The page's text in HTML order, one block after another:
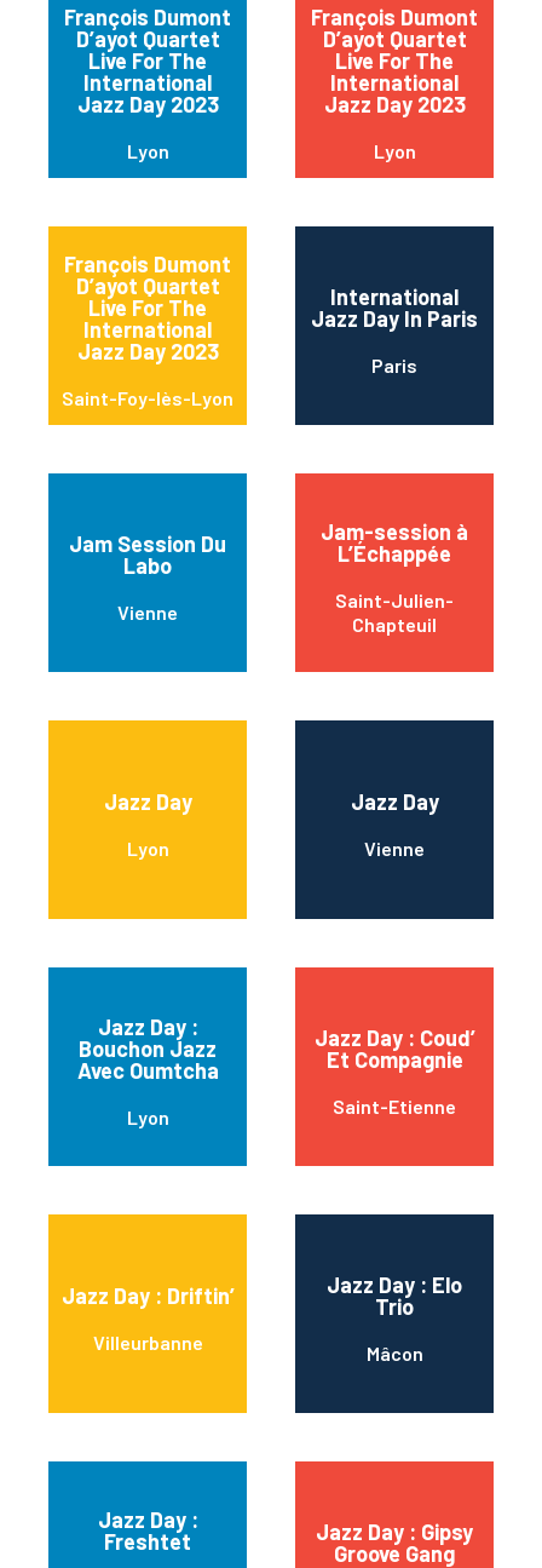
François Dumont
D’ayot Quartet
Live For The
International
Jazz Day 2023
Lyon
François Dumont
D’ayot Quartet
Live For The
International
Jazz Day 2023
Lyon
François Dumont
D’ayot Quartet
Live For The
International
Jazz Day 2023
Saint-Foy-lès-Lyon
International
Jazz Day In Paris
Paris
Jam Session Du
Labo
Vienne
Jam-session à
L’Échappée
Saint-Julien-
Chapteuil
Jazz Day
Lyon
Jazz Day
Vienne
Jazz Day :
Bouchon Jazz
Avec Oumtcha
Lyon
Jazz Day : Coud’
Et Compagnie
Saint-Etienne
Jazz Day : Driftin’
Villeurbanne
Jazz Day : Elo
Trio
Mâcon
Jazz Day :
Freshtet
Jazz Day : Gipsy
Groove Gang